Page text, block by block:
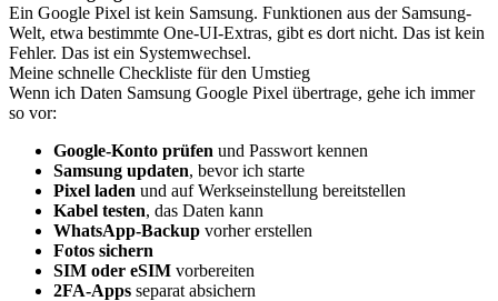
Ein Google Pixel ist kein Samsung. Funktionen aus der Samsung-
Welt, etwa bestimmte One-UI-Extras, gibt es dort nicht. Das ist kein
Fehler. Das ist ein Systemwechsel.
Meine schnelle Checkliste für den Umstieg
Wenn ich Daten Samsung Google Pixel übertrage, gehe ich immer
so vor:
Google-Konto prüfen und Passwort kennen
Samsung updaten, bevor ich starte
Pixel laden und auf Werkseinstellung bereitstellen
Kabel testen, das Daten kann
WhatsApp-Backup vorher erstellen
Fotos sichern
SIM oder eSIM vorbereiten
2FA-Apps separat absichern